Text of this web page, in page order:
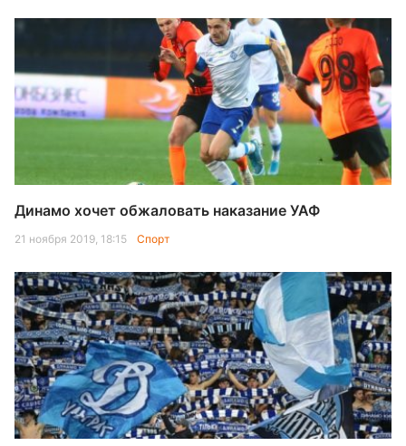
Динамо хочет обжаловать наказание УАФ
21 ноября 2019, 18:15 Спорт